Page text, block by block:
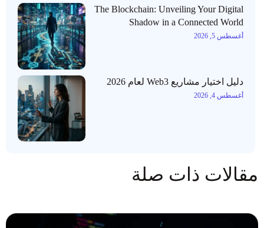
The Blockchain: Unveiling Your Digital
Shadow in a Connected World
أغسطس 5, 2026
دليل اختيار مشاريع Web3 لعام 2026
أغسطس 4, 2026
مقالات ذات صلة